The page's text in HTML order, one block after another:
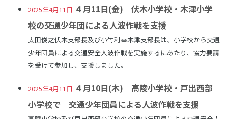
2025年4月11日 ４月11日(金) 伏木小学校・木津小学
校の交通少年団による人波作戦を支援
太田俊之伏木支部長及び小竹利幸木津支部長は、小学校から交通
少年団員による交通安全人波作戦を実施するにあたり、協力要請
を受けて参加し、支援しました。
2025年4月11日 ４月10日(木) 高陵小学校・戸出西部
小学校で 交通少年団員による人波作戦を支援